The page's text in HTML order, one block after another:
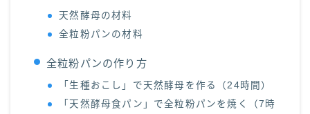
天然酵母の材料
全粒粉パンの材料
全粒粉パンの作り方
「生種おこし」で天然酵母を作る（24時間）
「天然酵母食パン」で全粒粉パンを焼く（7時